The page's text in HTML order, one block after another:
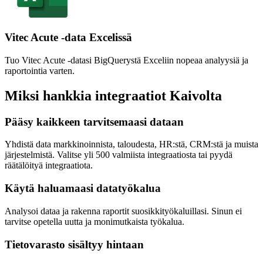
Vitec Acute -data Excelissä
Tuo Vitec Acute -datasi BigQuerystä Exceliin nopeaa analyysiä ja
raportointia varten.
Miksi hankkia integraatiot Kaivolta
Pääsy kaikkeen tarvitsemaasi dataan
Yhdistä data markkinoinnista, taloudesta, HR:stä, CRM:stä ja muista
järjestelmistä. Valitse yli 500 valmiista integraatiosta tai pyydä
räätälöityä integraatiota.
Käytä haluamaasi datatyökalua
Analysoi dataa ja rakenna raportit suosikkityökaluillasi. Sinun ei
tarvitse opetella uutta ja monimutkaista työkalua.
Tietovarasto sisältyy hintaan